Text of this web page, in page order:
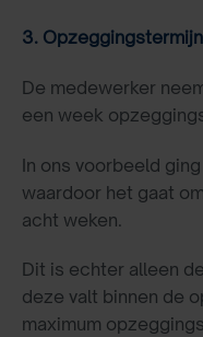
3.
De medewerker
een week
In ons voorbeeld
waardoor het gaat
acht weken.
Dit is echter alleen
deze valt binnen de
maximum